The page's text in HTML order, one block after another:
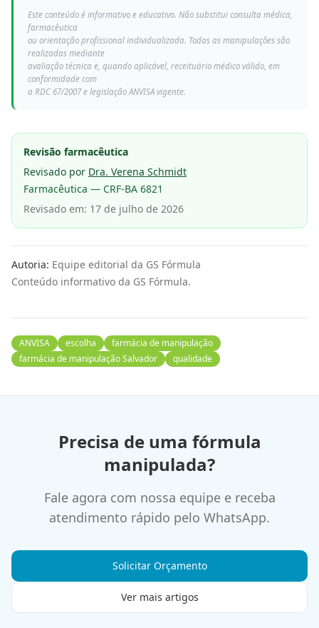
Este conteúdo é informativo e educativo. Não substitui consulta médica,
farmacêutica
ou orientação profissional individualizada. Todas as manipulações são
realizadas mediante
avaliação técnica e, quando aplicável, receituário médico válido, em
conformidade com
a RDC 67/2007 e legislação ANVISA vigente.
Revisão farmacêutica
Revisado por Dra. Verena Schmidt
Farmacêutica — CRF-BA 6821
Revisado em: 17 de julho de 2026
Autoria: Equipe editorial da GS Fórmula
Conteúdo informativo da GS Fórmula.
ANVISA escolha
farmácia de manipulação
farmácia de manipulação Salvador
qualidade
Precisa de uma fórmula
manipulada?
Fale agora com nossa equipe e receba
atendimento rápido pelo WhatsApp.
Solicitar Orçamento
Ver mais artigos